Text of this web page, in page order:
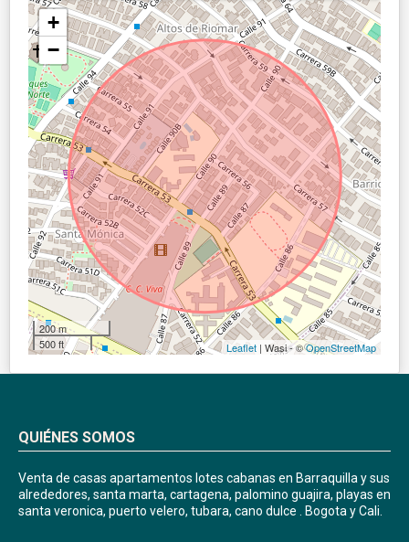
+
−
200 m
500 ft
Leaflet | Wasi - ©OpenStreetMap
QUIÉNES SOMOS
Venta de casas apartamentos lotes cabanas en Barraquilla y sus
alrededores, santa marta, cartagena, palomino guajira, playas en
santa veronica, puerto velero, tubara, cano dulce . Bogota y Cali.